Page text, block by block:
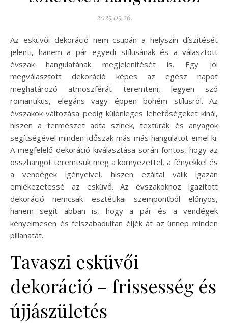
2025.05.26.
Az esküvői dekoráció nem csupán a helyszín díszítését
jelenti, hanem a pár egyedi stílusának és a választott
évszak hangulatának megjelenítését is. Egy jól
megválasztott dekoráció képes az egész napot
meghatározó atmoszférát teremteni, legyen szó
romantikus, elegáns vagy éppen bohém stílusról. Az
évszakok változása pedig különleges lehetőségeket kínál,
hiszen a természet adta színek, textúrák és anyagok
segítségével minden időszak más-más hangulatot emel ki.
A megfelelő dekoráció kiválasztása során fontos, hogy az
összhangot teremtsük meg a környezettel, a fényekkel és
a vendégek igényeivel, hiszen ezáltal válik igazán
emlékezetessé az esküvő. Az évszakokhoz igazított
dekoráció nemcsak esztétikai szempontból előnyös,
hanem segít abban is, hogy a pár és a vendégek
kényelmesen és felszabadultan éljék át az ünnep minden
pillanatát.
Tavaszi esküvői
dekoráció – frissesség és
újjászületés